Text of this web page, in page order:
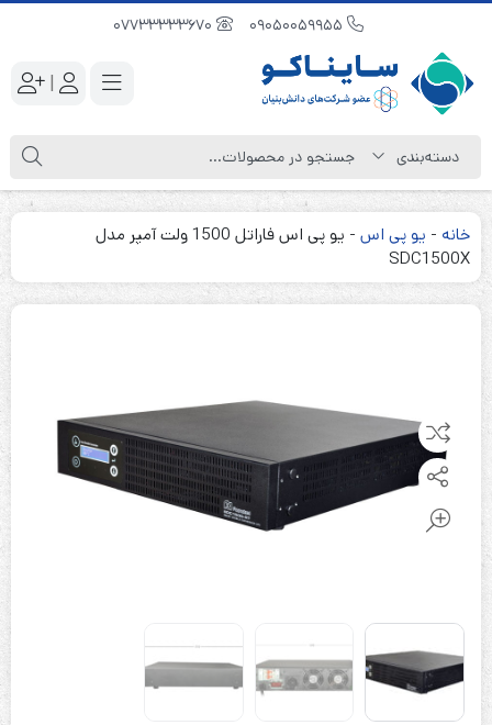
|
خانه - یو پی اس -
یو پی اس فاراتل 1500 ولت آمپر مدل
SDC1500X